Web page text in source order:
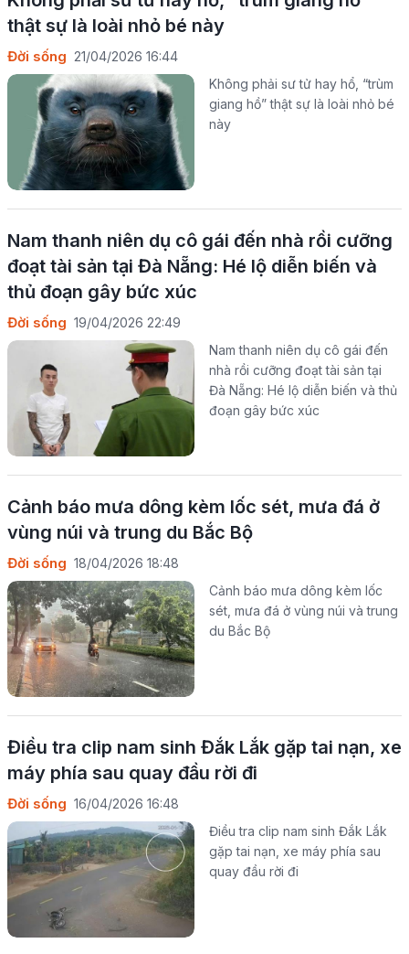
thật sự là loài nhỏ bé này
Đời sống 21/04/2026 16:44
Không phải sư tử hay hổ, “trùm
giang hồ” thật sự là loài nhỏ bé
này
Nam thanh niên dụ cô gái đến nhà rồi cưỡng
đoạt tài sản tại Đà Nẵng: Hé lộ diễn biến và
thủ đoạn gây bức xúc
Đời sống 19/04/2026 22:49
Nam thanh niên dụ cô gái đến
nhà rồi cưỡng đoạt tài sản tại
Đà Nẵng: Hé lộ diễn biến và thủ
đoạn gây bức xúc
Cảnh báo mưa dông kèm lốc sét, mưa đá ở
vùng núi và trung du Bắc Bộ
Đời sống 18/04/2026 18:48
Cảnh báo mưa dông kèm lốc
sét, mưa đá ở vùng núi và trung
du Bắc Bộ
Điều tra clip nam sinh Đắk Lắk gặp tai nạn, xe
máy phía sau quay đầu rời đi
Đời sống 16/04/2026 16:48
Điều tra clip nam sinh Đắk Lắk
gặp tai nạn, xe máy phía sau
quay đầu rời đi